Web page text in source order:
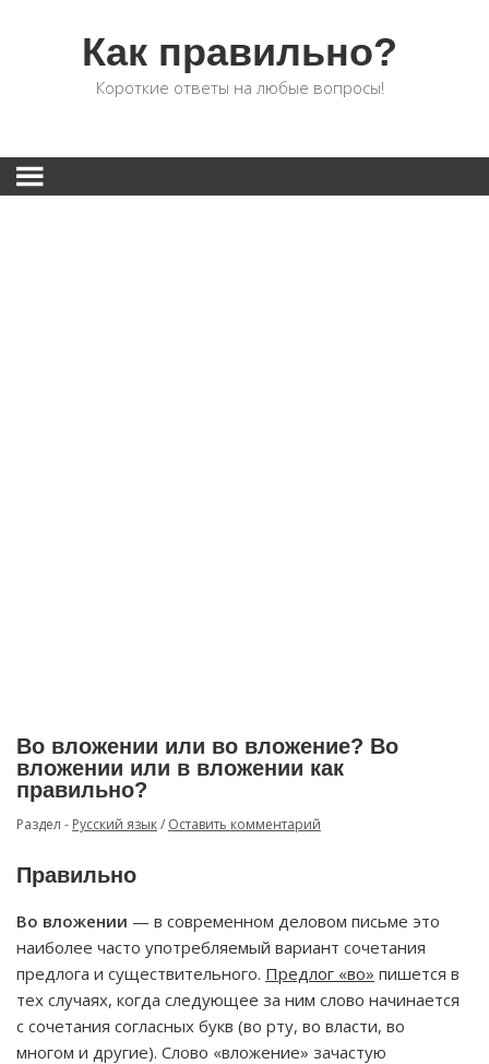
Как правильно?
Короткие ответы на любые вопросы!
Во вложении или во вложение? Во
вложении или в вложении как
правильно?
Раздел - Русский язык/ Оставить комментарий
Правильно
Во вложении — в современном деловом письме это
наиболее часто употребляемый вариант сочетания
предлога и существительного. Предлог «во» пишется в
тех случаях, когда следующее за ним слово начинается
с сочетания согласных букв (во рту, во власти, во
многом и другие). Слово «вложение» зачастую